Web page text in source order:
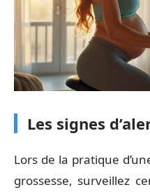
Les signes
Lors de la pratique
grossesse, surveillez